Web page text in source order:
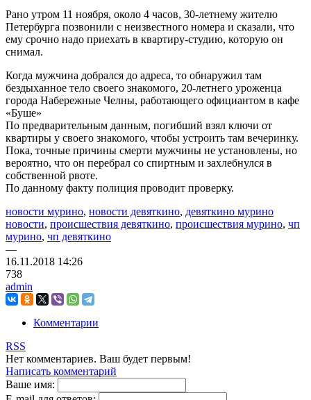
Рано утром 11 ноября, около 4 часов, 30-летнему жителю
Петербурга позвонили с неизвестного номера и сказали, что
ему срочно надо приехать в квартиру-студию, которую он
снимал.
Когда мужчина добрался до адреса, то обнаружил там
бездыханное тело своего знакомого, 20-летнего уроженца
города Набережные Челны, работающего официантом в кафе
«Буше»
По предварительным данным, погибший взял ключи от
квартиры у своего знакомого, чтобы устроить там вечеринку.
Пока, точные причины смерти мужчины не установлены, но
вероятно, что он перебрал со спиртным и захлебнулся в
собственной рвоте.
По данному факту полиция проводит проверку.
новости мурино, новости девяткино, девяткино мурино
новости, происшествия девяткино, происшествия мурино, чп
мурино, чп девяткино
—
16.11.2018 14:26
738
admin
Комментарии
RSS
Нет комментариев. Ваш будет первым!
Написать комментарий
Ваше имя: